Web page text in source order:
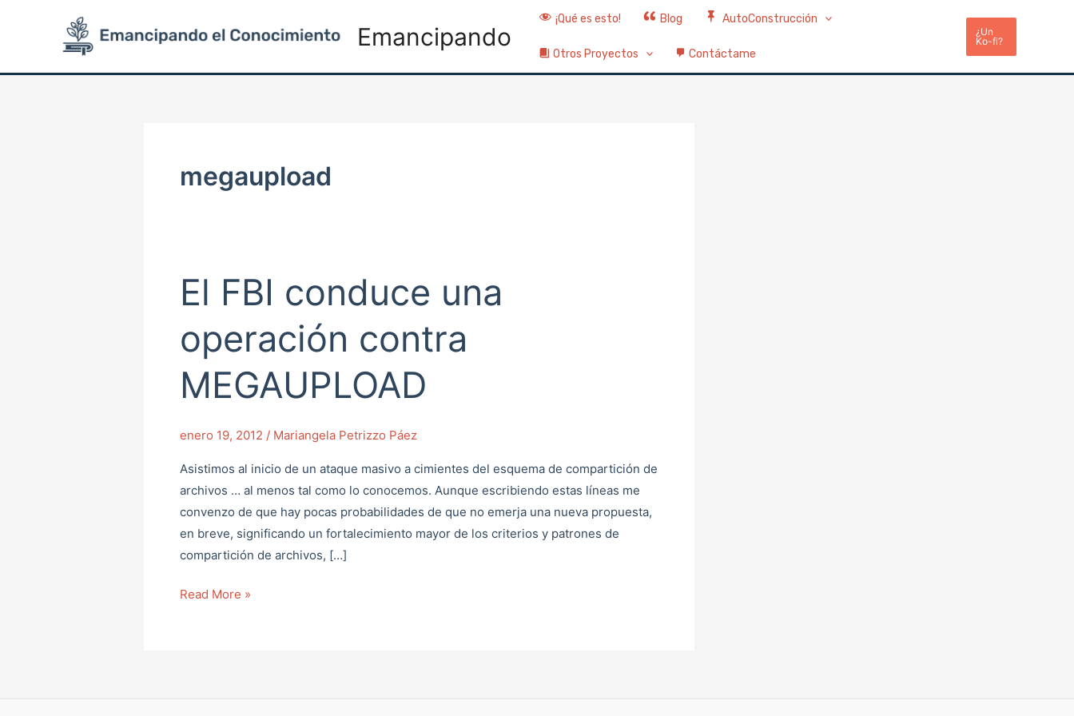
Emancipando
¡Qué es esto! Blog AutoConstrucción
Otros Proyectos Contáctame
¿Un
Ko-fi?
megaupload
El FBI conduce una
operación contra
MEGAUPLOAD
enero 19, 2012 / Mariangela Petrizzo Páez
Asistimos al inicio de un ataque masivo a cimientes del esquema de compartición de
archivos … al menos tal como lo conocemos. Aunque escribiendo estas líneas me
convenzo de que hay pocas probabilidades de que no emerja una nueva propuesta,
en breve, significando un fortalecimiento mayor de los criterios y patrones de
compartición de archivos, […]
El
FBI
una
contra
Read More »